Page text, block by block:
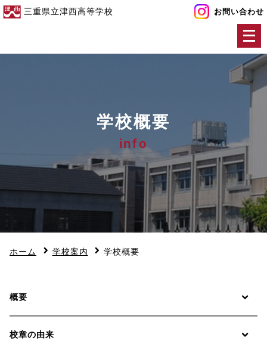
三重県立津西高等学校 お問い合わせ
メ
ニ
ュ
ー
学校概要
info
ホーム 学校案内 学校概要
概要
校章の由来